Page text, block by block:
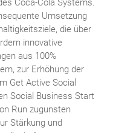
Coca-Cola Systems.
Umsetzung
die über
innovative
aus 100%
zur Erhöhung der
Get Active Social
Social Business Start
Run zugunsten
Stärkung und